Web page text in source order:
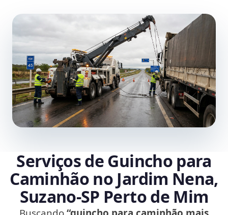
Serviços de Guincho para
Caminhão no Jardim Nena,
Suzano‑SP Perto de Mim